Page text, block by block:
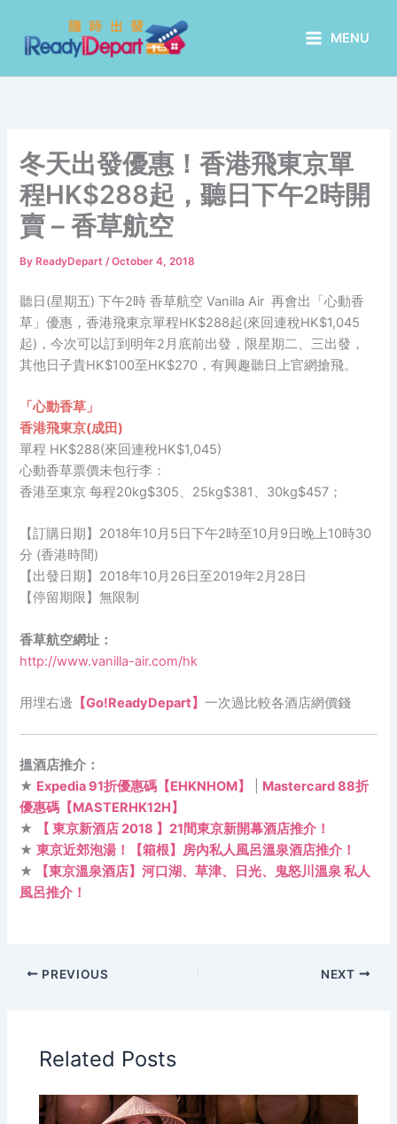
content
MENU
冬天出發優惠！香港飛東京單
程HK$288起，聽日下午2時開
賣 – 香草航空
By ReadyDepart/October 4, 2018
聽日(星期五) 下午2時 香草航空 Vanilla Air 再會出「心動香
草」優惠，香港飛東京單程HK$288起(來回連稅HK$1,045
起)，今次可以訂到明年2月底前出發，限星期二、三出發，
其他日子貴HK$100至HK$270，有興趣聽日上官網搶飛。
「心動香草」
香港飛東京(成田)
單程 HK$288(來回連稅HK$1,045)
心動香草票價未包行李：
香港至東京 每程20kg$305、25kg$381、30kg$457；
【訂購日期】2018年10月5日下午2時至10月9日晚上10時30
分 (香港時間)
【出發日期】2018年10月26日至2019年2月28日
【停留期限】無限制
香草航空網址：
http://www.vanilla-air.com/hk
用埋右邊 【Go!ReadyDepart】一次過比較各酒店網價錢
搵酒店推介：
★ Expedia 91折優惠碼【EHKNHOM】
Mastercard 88折
優惠碼【MASTERHK12H】
★
【 東京新酒店 2018 】21間東京新開幕酒店推介！
★東京近郊泡湯！【箱根】房內私人風呂溫泉酒店推介！
★
【東京溫泉酒店】河口湖、草津、日光、鬼怒川溫泉 私人
風呂推介！
PREVIOUS NEXT
Related Posts